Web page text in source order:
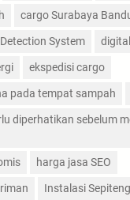
cargo Surabaya
System
ekspedisi cargo
pada tempat sampah
diperhatikan sebelum
harga jasa SEO
Instalasi